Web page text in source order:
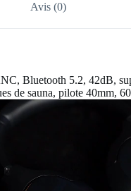
Avis (0)
Bluetooth 5.2, 42dB,
de sauna, pilote 40mm,